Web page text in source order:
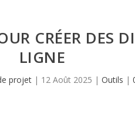
CRÉER DES
LIGNE
projet | 12 Août 2025 |Outils |